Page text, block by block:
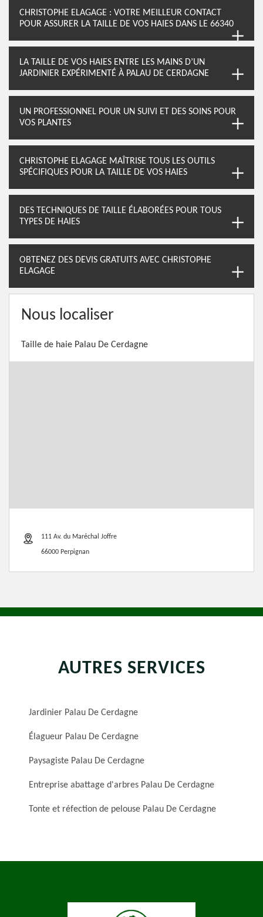
CHRISTOPHE ELAGAGE : VOTRE MEILLEUR CONTACT
POUR ASSURER LA TAILLE DE VOS HAIES DANS LE 66340
LA TAILLE DE VOS HAIES ENTRE LES MAINS D’UN
JARDINIER EXPÉRIMENTÉ À PALAU DE CERDAGNE
UN PROFESSIONNEL POUR UN SUIVI ET DES SOINS POUR
VOS PLANTES
CHRISTOPHE ELAGAGE MAÎTRISE TOUS LES OUTILS
SPÉCIFIQUES POUR LA TAILLE DE VOS HAIES
DES TECHNIQUES DE TAILLE ÉLABORÉES POUR TOUS
TYPES DE HAIES
OBTENEZ DES DEVIS GRATUITS AVEC CHRISTOPHE
ELAGAGE
Nous localiser
Taille de haie Palau De Cerdagne
111 Av. du Maréchal Joffre
66000 Perpignan
AUTRES SERVICES
Jardinier Palau De Cerdagne
Élagueur Palau De Cerdagne
Paysagiste Palau De Cerdagne
Entreprise abattage d'arbres Palau De Cerdagne
Tonte et réfection de pelouse Palau De Cerdagne